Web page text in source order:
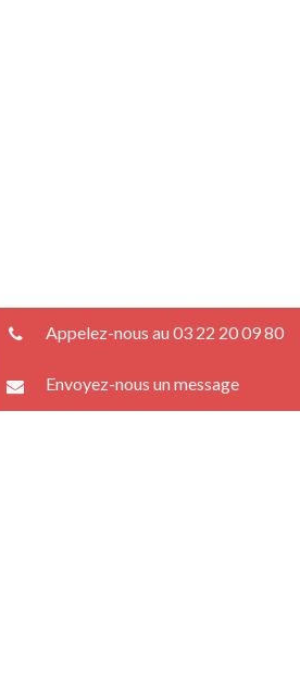
Appelez-nous au 03 22 20 09 80
Envoyez-nous un message